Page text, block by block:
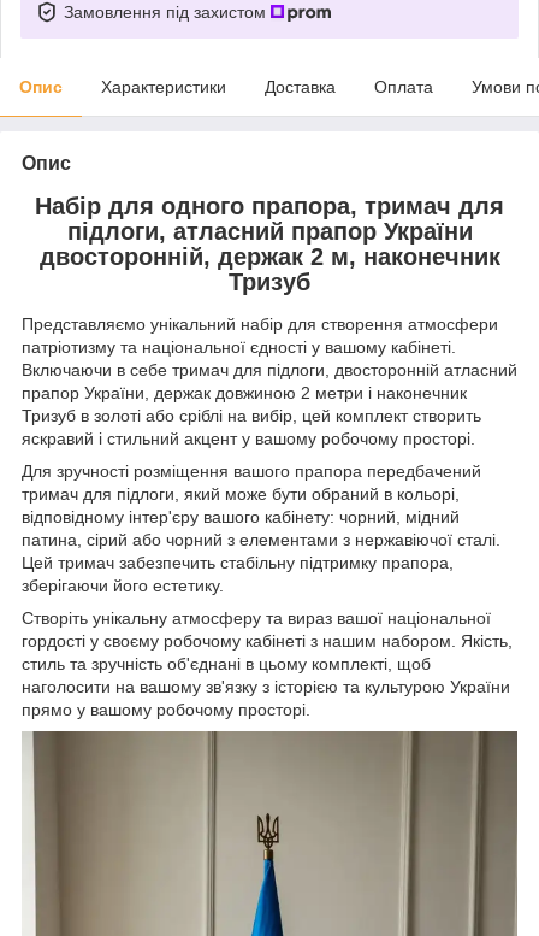
Замовлення під захистом
Опис Характеристики Доставка Оплата Умови
Опис
Набір для одного прапора, тримач для
підлоги, атласний прапор України
двосторонній, держак 2 м, наконечник
Тризуб
Представляємо унікальний набір для створення атмосфери
патріотизму та національної єдності у вашому кабінеті.
Включаючи в себе тримач для підлоги, двосторонній атласний
прапор України, держак довжиною 2 метри і наконечник
Тризуб в золоті або сріблі на вибір, цей комплект створить
яскравий і стильний акцент у вашому робочому просторі.
Для зручності розміщення вашого прапора передбачений
тримач для підлоги, який може бути обраний в кольорі,
відповідному інтер'єру вашого кабінету: чорний, мідний
патина, сірий або чорний з елементами з нержавіючої сталі.
Цей тримач забезпечить стабільну підтримку прапора,
зберігаючи його естетику.
Створіть унікальну атмосферу та вираз вашої національної
гордості у своєму робочому кабінеті з нашим набором. Якість,
стиль та зручність об'єднані в цьому комплекті, щоб
наголосити на вашому зв'язку з історією та культурою України
прямо у вашому робочому просторі.